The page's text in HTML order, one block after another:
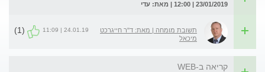
23/01/2019 | 12:00 | מאת: עדי
תשובת מומחה | מאת: ד"ר חייגרכט
מיכאל
24.01.19 | 11:09
(1)
קריאה ב-WEB